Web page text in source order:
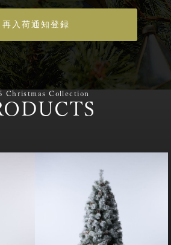
再入荷通知登録
Christmas Collection